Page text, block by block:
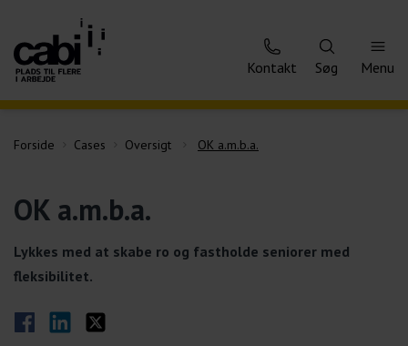
Kontakt Søg Menu
Forside Cases Oversigt OK a.m.b.a.
OK a.m.b.a.
Lykkes med at skabe ro og fastholde seniorer med
fleksibilitet.
Del på Facebook
Del på LinkedIn
Del på Twitter